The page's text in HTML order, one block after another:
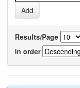
Results/Page
In order